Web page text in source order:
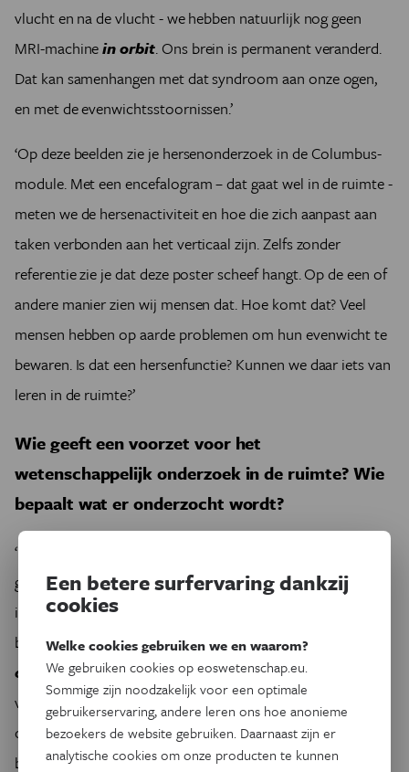
vlucht en na de vlucht - we hebben natuurlijk nog geen
MRI-machinein orbit. Ons brein is permanent veranderd.
Dat kan samenhangen met dat syndroom aan onze ogen,
en met de evenwichtsstoornissen.’
‘Op deze beelden zie je hersenonderzoek in de Columbus-
module. Met een encefalogram – dat gaat wel in de ruimte -
meten we de hersenactiviteit en hoe die zich aanpast aan
taken verbonden aan het verticaal zijn. Zelfs zonder
referentie zie je dat deze poster scheef hangt. Op de een of
andere manier zien wij mensen dat. Hoe komt dat? Veel
mensen hebben op aarde problemen om hun evenwicht te
bewaren. Is dat een hersenfunctie? Kunnen we daar iets van
leren in de ruimte?’
Wie geeft een voorzet voor het
wetenschappelijk onderzoek in de ruimte? Wie
bepaalt wat er onderzocht wordt?
‘We hebben bij ESA een wetenschapsafdeling. Daar zitten
geen wetenschappers, maar mensen die de wetenschap
implementeren. Als wij een probleem zien, zoals met die
botontkalking, dan schrijven wij eenannouncement of
opportunityuit: dit gebeurt er. Zijn er wetenschappers die
voorstellen hebben hoe we dat verder kunnen
onderzoeken? Wetenschappers kunnen inschrijven en wij
bekijken welk onderzoek het best aansluit bij onze vragen.
Een betere surfervaring dankzij
cookies
Welke cookies gebruiken we en waarom?
We gebruiken cookies op eoswetenschap.eu.
Sommige zijn noodzakelijk voor een optimale
gebruikerservaring, andere leren ons hoe anonieme
bezoekers de website gebruiken. Daarnaast zijn er
analytische cookies om onze producten te kunnen